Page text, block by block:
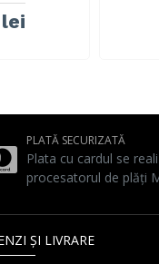
lei
PLATĂ SECURIZATĂ
Plata cu cardul se
procesatorul de plăți
ȘI LIVRARE